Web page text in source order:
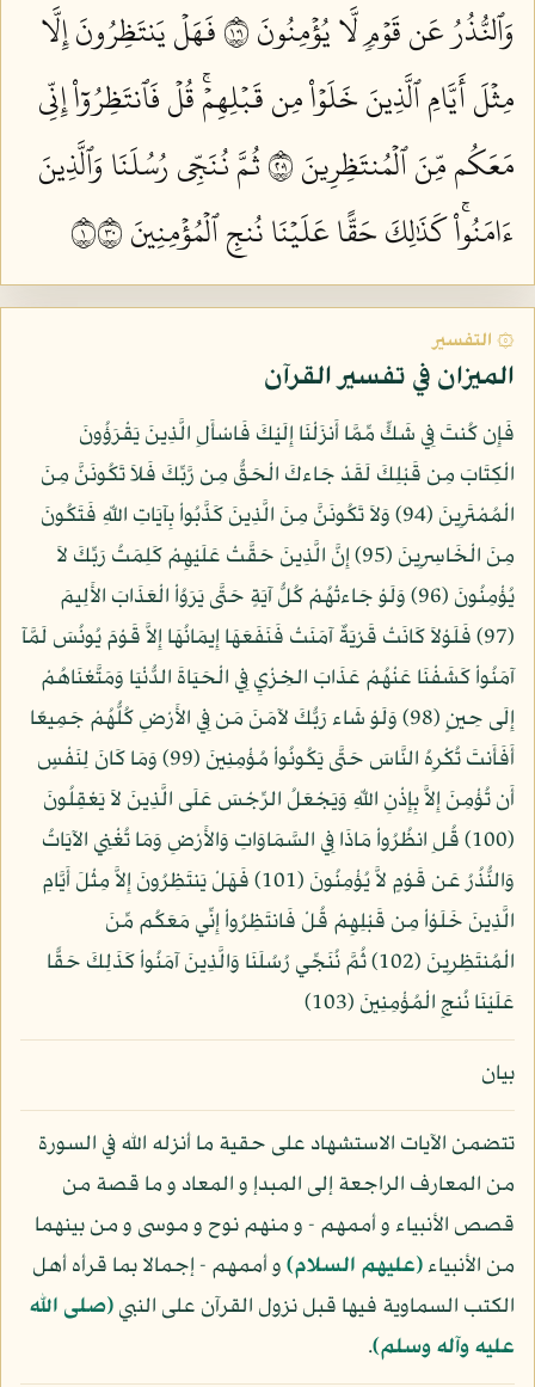
وَٱلنُّذُرُ عَن قَوۡمٖ لَّا يُؤۡمِنُونَ ١٠١
فَهَلۡ يَنتَظِرُونَ إِلَّا
مِثۡلَ أَيَّامِ ٱلَّذِينَ خَلَوۡاْ مِن قَبۡلِهِمۡۚ قُلۡ فَٱنتَظِرُوٓاْ إِنِّي
مَعَكُم مِّنَ ٱلۡمُنتَظِرِينَ ١٠٢
ثُمَّ نُنَجِّي رُسُلَنَا وَٱلَّذِينَ
ءَامَنُواْۚ كَذَٰلِكَ حَقًّا عَلَيۡنَا نُنجِ ٱلۡمُؤۡمِنِينَ ١٠٣
۞ التفسير
الميزان في تفسير القرآن
فَإِن كُنتَ فِي شَكٍّ مِّمَّا أَنزَلْنَا إِلَيْكَ فَاسْأَلِ الَّذِينَ يَقْرَؤُونَ
الْكِتَابَ مِن قَبْلِكَ لَقَدْ جَاءكَ الْحَقُّ مِن رَّبِّكَ فَلاَ تَكُونَنَّ مِنَ
الْمُمْتَرِينَ (94) وَلاَ تَكُونَنَّ مِنَ الَّذِينَ كَذَّبُواْ بِآيَاتِ اللّهِ فَتَكُونَ
مِنَ الْخَاسِرِينَ (95) إِنَّ الَّذِينَ حَقَّتْ عَلَيْهِمْ كَلِمَتُ رَبِّكَ لاَ
يُؤْمِنُونَ (96) وَلَوْ جَاءتْهُمْ كُلُّ آيَةٍ حَتَّى يَرَوُاْ الْعَذَابَ الأَلِيمَ
(97) فَلَوْلاَ كَانَتْ قَرْيَةٌ آمَنَتْ فَنَفَعَهَا إِيمَانُهَا إِلاَّ قَوْمَ يُونُسَ لَمَّآ
آمَنُواْ كَشَفْنَا عَنْهُمْ عَذَابَ الخِزْيِ فِي الْحَيَاةَ الدُّنْيَا وَمَتَّعْنَاهُمْ
إِلَى حِينٍ (98) وَلَوْ شَاء رَبُّكَ لآمَنَ مَن فِي الأَرْضِ كُلُّهُمْ جَمِيعًا
أَفَأَنتَ تُكْرِهُ النَّاسَ حَتَّى يَكُونُواْ مُؤْمِنِينَ (99) وَمَا كَانَ لِنَفْسٍ
أَن تُؤْمِنَ إِلاَّ بِإِذْنِ اللّهِ وَيَجْعَلُ الرِّجْسَ عَلَى الَّذِينَ لاَ يَعْقِلُونَ
(100) قُلِ انظُرُواْ مَاذَا فِي السَّمَاوَاتِ وَالأَرْضِ وَمَا تُغْنِي الآيَاتُ
وَالنُّذُرُ عَن قَوْمٍ لاَّ يُؤْمِنُونَ (101) فَهَلْ يَنتَظِرُونَ إِلاَّ مِثْلَ أَيَّامِ
الَّذِينَ خَلَوْاْ مِن قَبْلِهِمْ قُلْ فَانتَظِرُواْ إِنِّي مَعَكُم مِّنَ
الْمُنتَظِرِينَ (102) ثُمَّ نُنَجِّي رُسُلَنَا وَالَّذِينَ آمَنُواْ كَذَلِكَ حَقًّا
عَلَيْنَا نُنجِ الْمُؤْمِنِينَ (103)
بيان
تتضمن الآيات الاستشهاد على حقية ما أنزله الله في السورة
من المعارف الراجعة إلى المبدإ و المعاد و ما قصة من
قصص الأنبياء و أممهم - و منهم نوح و موسى و من بينهما
من الأنبياء(عليهم السلام)و أممهم - إجمالا بما قرأه أهل
الكتب السماوية فيها قبل نزول القرآن على النبي(صلى الله
عليه وآله وسلم).